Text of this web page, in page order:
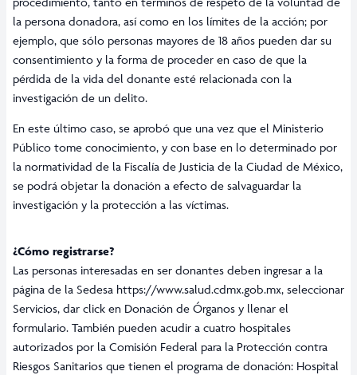
la persona donadora, así como en los límites de la acción; por
ejemplo, que sólo personas mayores de 18 años pueden dar su
consentimiento y la forma de proceder en caso de que la
pérdida de la vida del donante esté relacionada con la
investigación de un delito.
En este último caso, se aprobó que una vez que el Ministerio
Público tome conocimiento, y con base en lo determinado por
la normatividad de la Fiscalía de Justicia de la Ciudad de México,
se podrá objetar la donación a efecto de salvaguardar la
investigación y la protección a las víctimas.
¿Cómo registrarse?
Las personas interesadas en ser donantes deben ingresar a la
página de la Sedesa https://www.salud.cdmx.gob.mx, seleccionar
Servicios, dar click en Donación de Órganos y llenar el
formulario. También pueden acudir a cuatro hospitales
autorizados por la Comisión Federal para la Protección contra
Riesgos Sanitarios que tienen el programa de donación: Hospital